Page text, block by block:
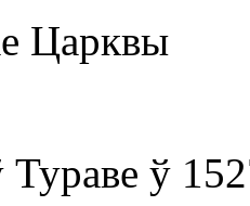
Царквы
Тураве ў